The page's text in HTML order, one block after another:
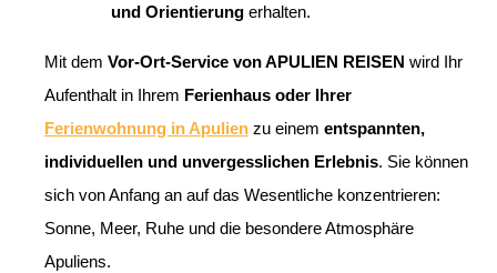
und Orientierung erhalten.
Mit dem Vor-Ort-Service von APULIEN REISEN wird Ihr
Aufenthalt in Ihrem Ferienhaus oder Ihrer
Ferienwohnung in Apulien zu einem entspannten,
individuellen und unvergesslichen Erlebnis. Sie können
sich von Anfang an auf das Wesentliche konzentrieren:
Sonne, Meer, Ruhe und die besondere Atmosphäre
Apuliens.